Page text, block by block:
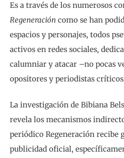
Es a través de los numerosos
Regeneración como se han
espacios y personajes, todos
activos en redes sociales,
calumniar y atacar –no pocas
opositores y periodistas
La investigación de Bibiana
revela los mecanismos
periódico Regeneración recibe
publicidad oficial,